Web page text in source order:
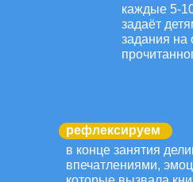
каждые 5-
задаёт
задания
в конце занятия
впечатлениями,
рефлексируем